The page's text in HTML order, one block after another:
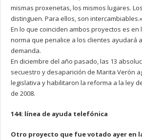
mismas proxenetas, los mismos lugares.
distinguen. Para ellos, son intercambiables.»
En lo que coinciden ambos proyectos es en
norma que penalice a los clientes ayudará
demanda.
En diciembre del año pasado, las 13
secuestro y desaparición de Marita Verón
legislativa y habilitaron la reforma a la ley
de 2008.
144: línea de ayuda telefónica
Otro proyecto que fue votado ayer en